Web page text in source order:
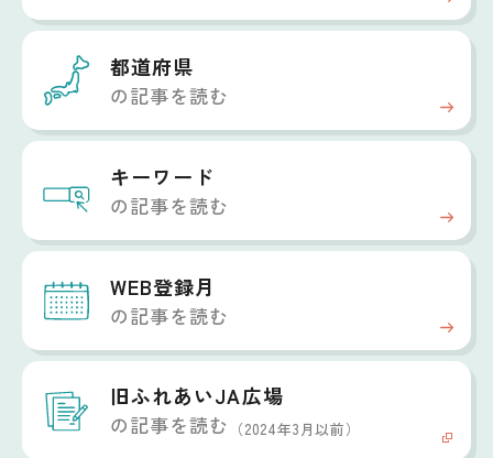
都道府県
の記事を読む
キーワード
の記事を読む
WEB登録月
の記事を読む
旧ふれあいJA広場
の記事を読む （2024年3月以前）